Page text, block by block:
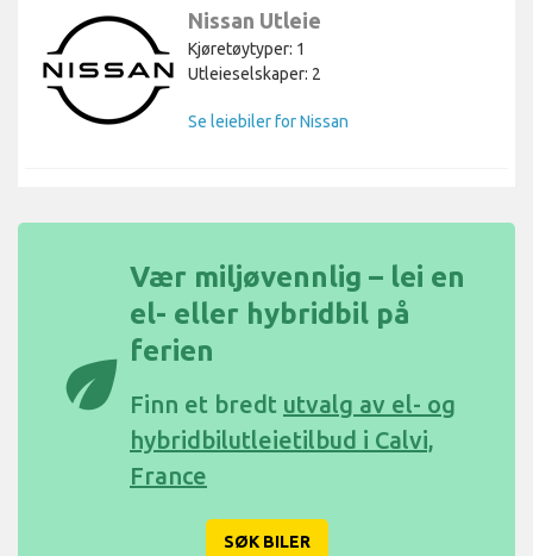
Nissan Utleie
Kjøretøytyper: 1
Utleieselskaper: 2
Se leiebiler for Nissan
eco
Vær miljøvennlig – lei en
el- eller hybridbil på
ferien
Finn et bredt utvalg av el- og
hybridbilutleietilbud i Calvi,
France
SØK BILER